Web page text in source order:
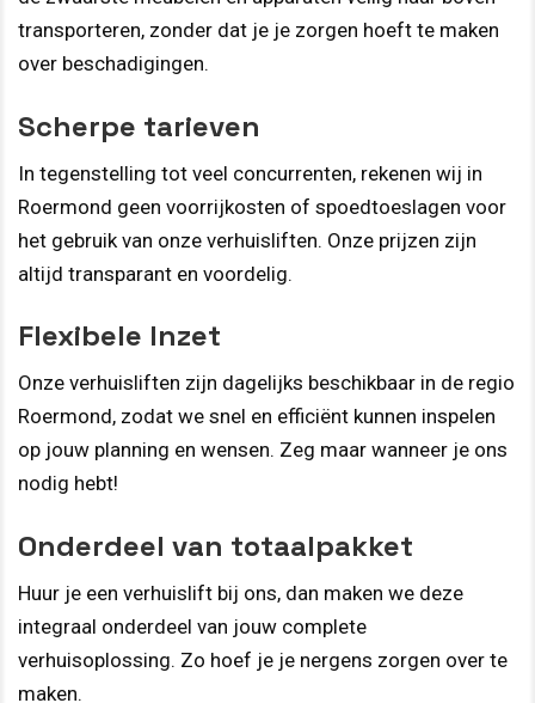
transporteren, zonder dat je je zorgen hoeft te maken
over beschadigingen.
Scherpe tarieven
In tegenstelling tot veel concurrenten, rekenen wij in
Roermond geen voorrijkosten of spoedtoeslagen voor
het gebruik van onze verhuisliften. Onze prijzen zijn
altijd transparant en voordelig.
Flexibele Inzet
Onze verhuisliften zijn dagelijks beschikbaar in de regio
Roermond, zodat we snel en efficiënt kunnen inspelen
op jouw planning en wensen. Zeg maar wanneer je ons
nodig hebt!
Onderdeel van totaalpakket
Huur je een verhuislift bij ons, dan maken we deze
integraal onderdeel van jouw complete
verhuisoplossing. Zo hoef je je nergens zorgen over te
maken.